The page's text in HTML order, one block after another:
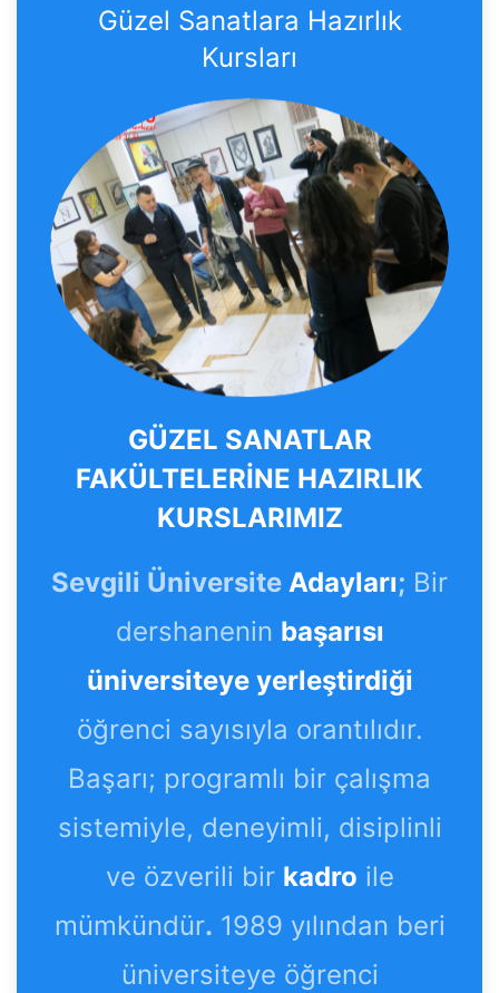
Güzel Sanatlara Hazırlık
Kursları
GÜZEL SANATLAR
FAKÜLTELERİNE HAZIRLIK
KURSLARIMIZ
Sevgili Üniversite Adayları; Bir
dershanenin başarısı
üniversiteye yerleştirdiği
öğrenci sayısıyla orantılıdır.
Başarı; programlı bir çalışma
sistemiyle, deneyimli, disiplinli
ve özverili bir kadro ile
mümkündür. 1989 yılından beri
üniversiteye öğrenci